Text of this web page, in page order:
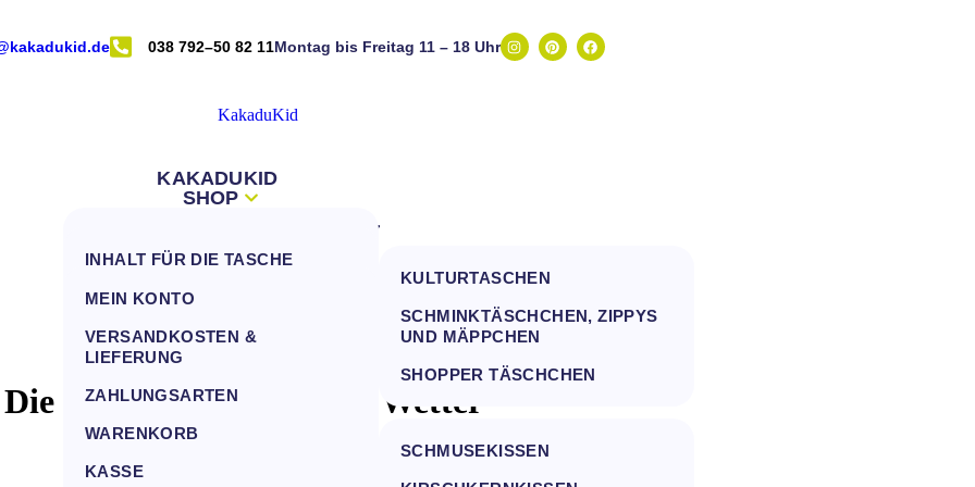
038 792–50 82 11Montag bis Freitag 11 – 18 Uhr
KAKADUKID
SHOP
KULTURTASCHEN
SCHMINKTÄSCHCHEN, ZIPPYS
UND MÄPPCHEN
SHOPPER TÄSCHCHEN
HANDTÜCHER
MULLWINDELN, LÄTZCHEN UND
SCHMUSEKISSEN
INHALT FÜR DIE TASCHE
FRAGEN AN DEN KAKADU
VERSANDKOSTEN &
DEIN KONTO
MEIN KONTO
VERSANDKOSTEN &
LIEFERUNG
ZAHLUNGSARTEN
WARENKORB
KASSE
Die Nachrichten und das Wetter